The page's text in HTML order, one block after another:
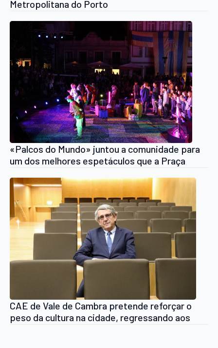
Metropolitana do Porto
«Palcos do Mundo» juntou a comunidade para
um dos melhores espetáculos que a Praça
CAE de Vale de Cambra pretende reforçar o
peso da cultura na cidade, regressando aos